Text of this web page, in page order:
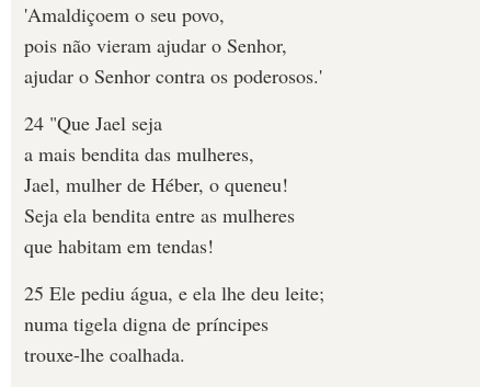
'Amaldiçoem o seu povo,
pois não vieram ajudar o Senhor,
ajudar o Senhor contra os poderosos.'
24 "Que Jael seja
a mais bendita das mulheres,
Jael, mulher de Héber, o queneu!
Seja ela bendita entre as mulheres
que habitam em tendas!
25 Ele pediu água, e ela lhe deu leite;
numa tigela digna de príncipes
trouxe-lhe coalhada.